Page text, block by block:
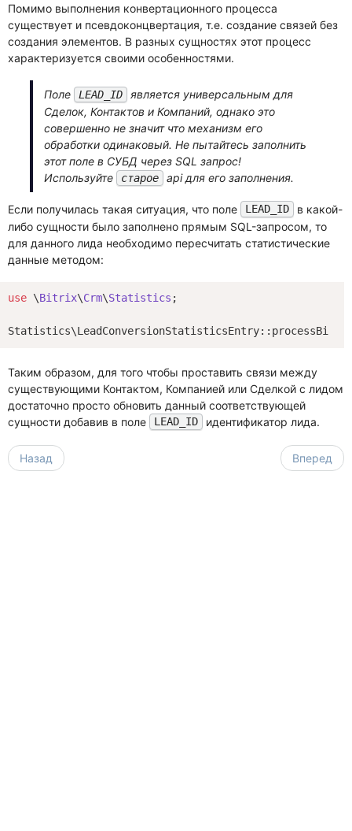
Помимо выполнения конвертационного процесса
существует и псевдоконцвертация, т.е. создание связей без
создания элементов. В разных сущностях этот процесс
характеризуется своими особенностями.
Поле LEAD_ID
является универсальным для
Сделок, Контактов и Компаний, однако это
совершенно не значит что механизм его
обработки одинаковый. Не пытайтесь заполнить
этот поле в СУБД через SQL запрос!
Используйте
старое api для его заполнения.
Если получилась такая ситуация, что поле LEAD_ID
в какой-
либо сущности было заполнено прямым SQL-запросом, то
для данного лида необходимо пересчитать статистические
данные методом:
use \Bitrix\Crm\Statistics ;
Таким образом, для того чтобы проставить связи между
существующими Контактом, Компанией или Сделкой с лидом
достаточно просто обновить данный соответствующей
сущности добавив в поле
LEAD_ID идентификатор лида.
Назад Вперед